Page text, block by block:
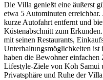
Die Villa genießt eine äußerst
etwa 5 Autominuten
kurze Autofahrt entfernt und
Küstenabschnitt zum
mit seinen Restaurants,
Unterhaltungsmöglichkeiten
haben die Bewohner einfachen
Lifestyle-Ziele von Koh Samui
Privatsphäre und Ruhe der